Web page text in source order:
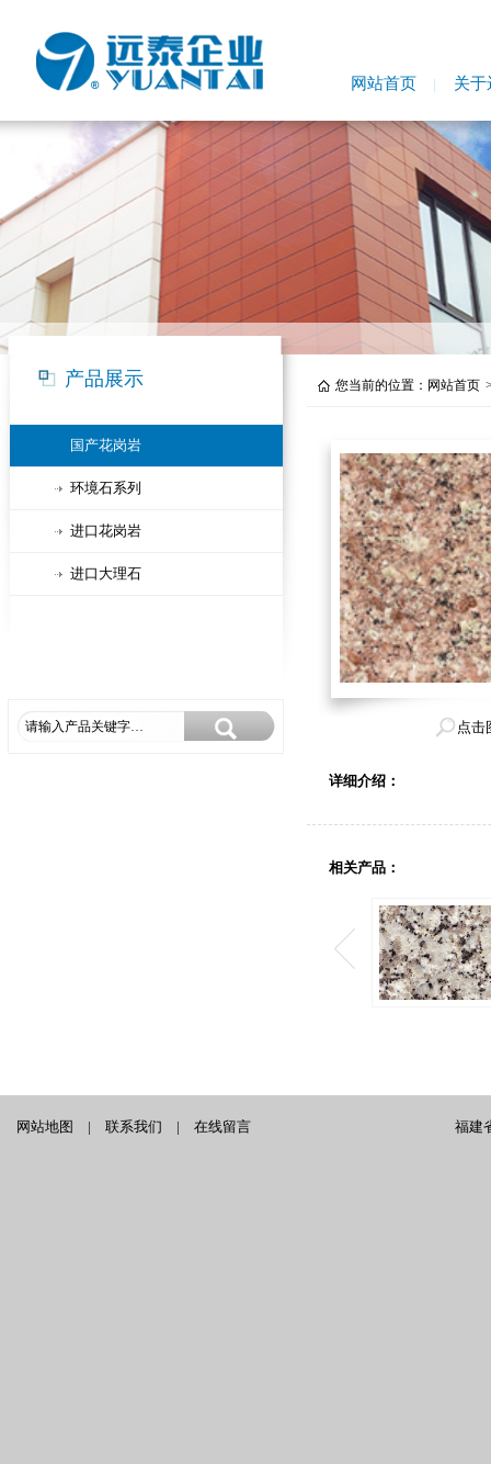
网站首页 关于
产品展示
国产花岗岩
环境石系列
进口花岗岩
进口大理石
您当前的位置： 网站首页
点击
详细介绍：
相关产品：
福建
网站地图 | 联系我们 | 在线留言